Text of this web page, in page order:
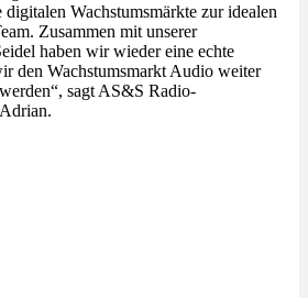
Wachstumsmärkte zur idealen
Zusammen mit unserer
haben wir wieder eine echte
den Wachstumsmarkt Audio weiter
sagt AS&S Radio-